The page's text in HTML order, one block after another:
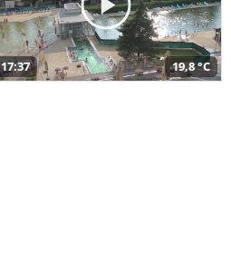
17:37 19,8 °C